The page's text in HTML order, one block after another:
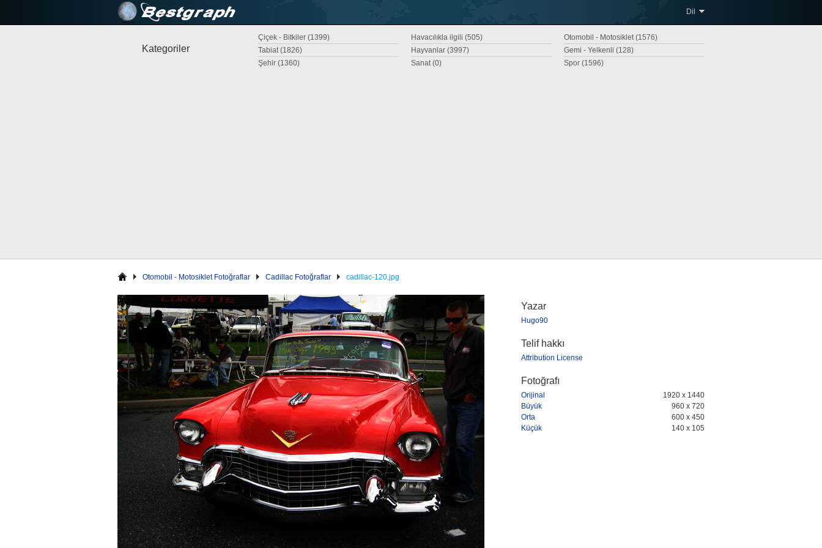
Dil
Kategoriler
Otomobil - Motosiklet (1576)
Havacılıkla ilgili (505)
Çiçek - Bitkiler (1399)
Gemi - Yelkenli (128)
Hayvanlar (3997)
Tabiat (1826)
Spor (1596)
Sanat (0)
Şehir (1360)
Otomobil - Motosiklet Fotoğraflar Cadillac Fotoğraflar cadillac-120.jpg
Yazar
Hugo90
Telif hakkı
Attribution License
Fotoğrafı
Orijinal
1920 x 1440
Büyük
960 x 720
Orta
600 x 450
Küçük
140 x 105